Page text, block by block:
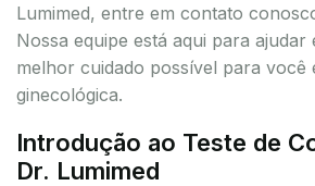
Lumimed, entre em contato
Nossa equipe está aqui para
melhor cuidado possível para você
ginecológica.
Introdução ao Teste de
Dr. Lumimed